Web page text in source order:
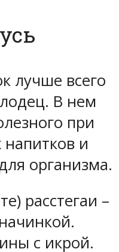
лучше всего
В нем
при
и
организма.
расстегаи –
с икрой.